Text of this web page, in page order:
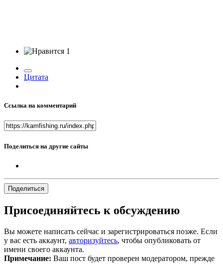
1
Цитата
Ссылка на комментарий
Поделиться на другие сайты
Поделиться
Присоединяйтесь к обсуждению
Вы можете написать сейчас и зарегистрироваться позже. Если
у вас есть аккаунт, авторизуйтесь, чтобы опубликовать от
имени своего аккаунта.
Примечание: Ваш пост будет проверен модератором, прежде